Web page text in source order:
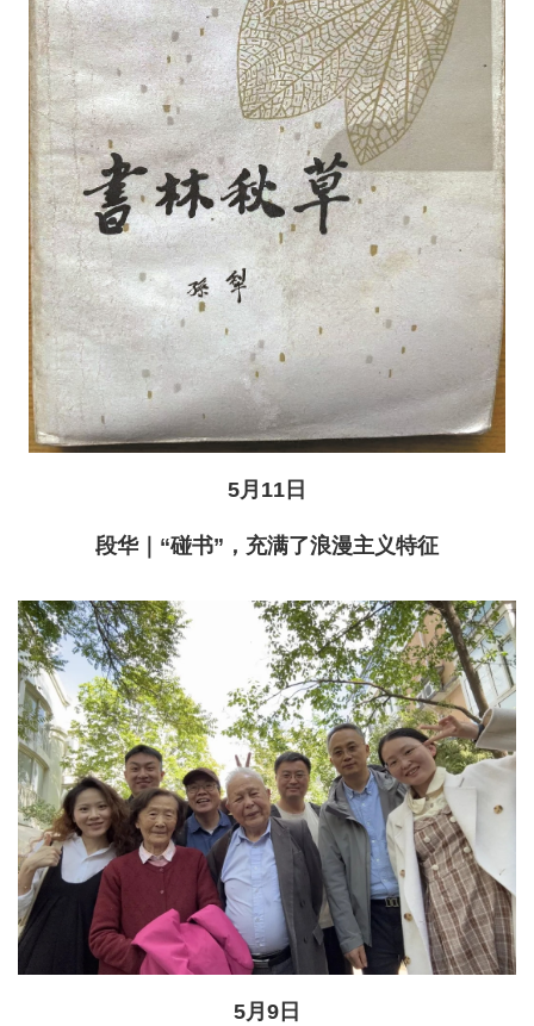
5月11日
段华｜“碰书”，充满了浪漫主义特征
5月9日